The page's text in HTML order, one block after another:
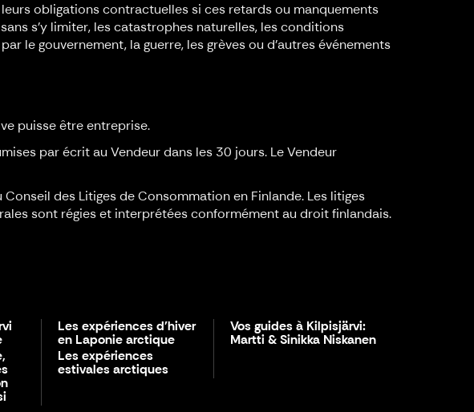
obligations contractuelles si ces retards ou manquements
s'y limiter, les catastrophes naturelles, les conditions
le gouvernement, la guerre, les grèves ou d’autres événements
puisse être entreprise.
par écrit au Vendeur dans les 30 jours. Le Vendeur
des Litiges de Consommation en Finlande. Les litiges
sont régies et interprétées conformément au droit finlandais.
Les expériences d'hiver
en Laponie arctique
Les expériences
estivales arctiques
Vos guides à Kilpisjärvi:
Martti & Sinikka Niskanen